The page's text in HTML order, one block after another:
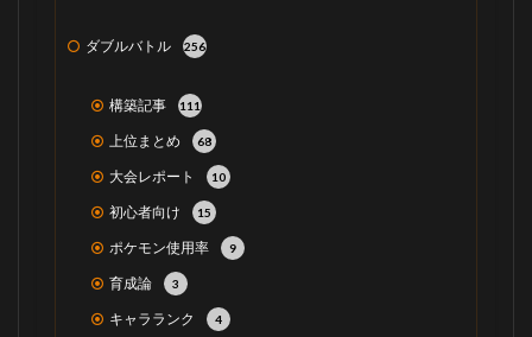
ダブルバトル 256
構築記事 111
上位まとめ 68
大会レポート 10
初心者向け 15
ポケモン使用率 9
育成論 3
キャラランク 4